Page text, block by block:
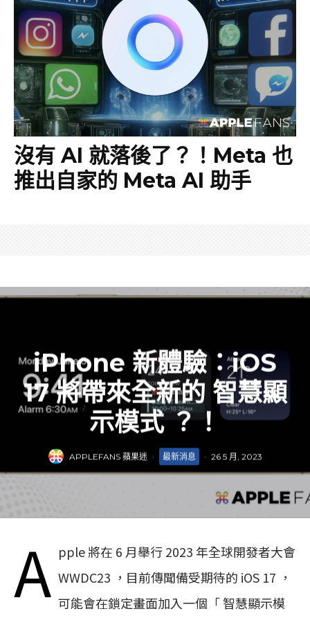
沒有 AI 就落後了？！Meta 也
推出自家的 Meta AI 助手
iPhone 新體驗：iOS
17 將帶來全新的 智慧顯
示模式 ？！
APPLEFANS 蘋果迷 · 最新消息 · 26 5 月, 2023
A pple 將在 6 月舉行 2023 年全球開發者大會
WWDC23 ，目前傳聞備受期待的 iOS 17 ，
可能會在鎖定畫面加入一個「 智慧顯示模